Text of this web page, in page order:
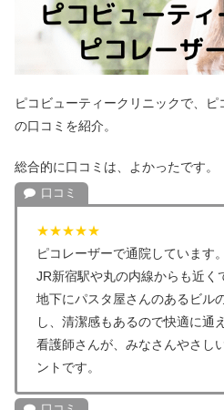
ピコビューティークリニックで、ピ
の口コミを紹介。
総合的に口コミは、よかったです。
★★★★★
ピコレーザーで通院しています。
JR新宿駅や丸の内線からも近く
地下にパスタ屋さんのあるビル
し、清潔感もあるので快適に通
看護師さんが、みなさんやさし
ントです。